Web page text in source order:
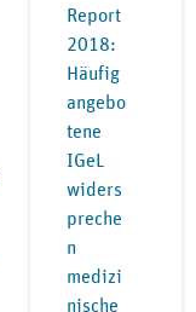
Report
2018:
Häufig
angebo
tene
IGeL
widers
preche
n
medizi
nische